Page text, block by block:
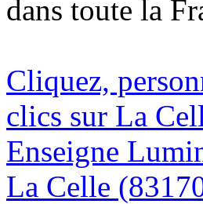
dans toute la
Cliquez,
clics sur La
Enseigne
La Celle